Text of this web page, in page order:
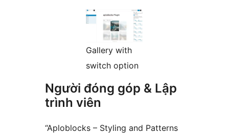
Gallery with
switch option
Người đóng góp & Lập
trình viên
“Aploblocks – Styling and Patterns